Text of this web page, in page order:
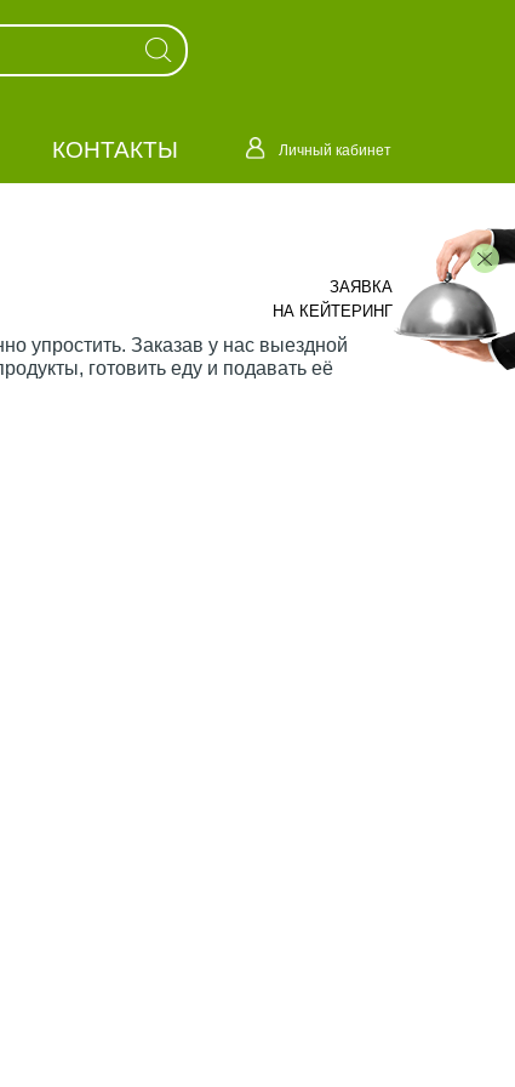
КОНТАКТЫ Личный кабинет
упростить. Заказав у нас выездной
готовить еду и подавать её
ЗАЯВКА
НА КЕЙТЕРИНГ